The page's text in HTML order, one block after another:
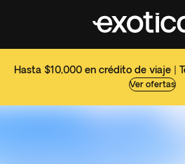
Hasta $10,000 en crédito de viaje |
Ver ofertas